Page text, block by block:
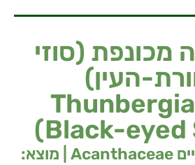
מכונפת (סוזי
העין)
(Black-eyed
משפחה: קוציציים Acanthaceae | מוצא: